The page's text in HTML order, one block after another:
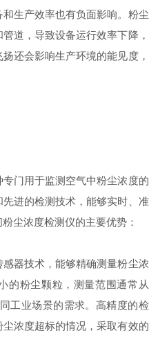
生产效率也有负面影响。粉尘
道，导致设备运行效率下降，
还会影响生产环境的能见度，
门用于监测空气中粉尘浓度的
进的检测技术，能够实时、准
尘浓度检测仪的主要优势：
器技术，能够精确测量粉尘浓
的粉尘颗粒，测量范围通常从
工业场景的需求。高精度的检
浓度超标的情况，采取有效的